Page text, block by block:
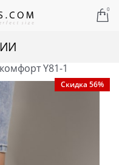
0
Y81-1
Скидка 56%